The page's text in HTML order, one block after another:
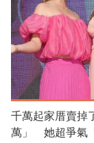
千萬起家厝賣掉
萬」 她超爭氣